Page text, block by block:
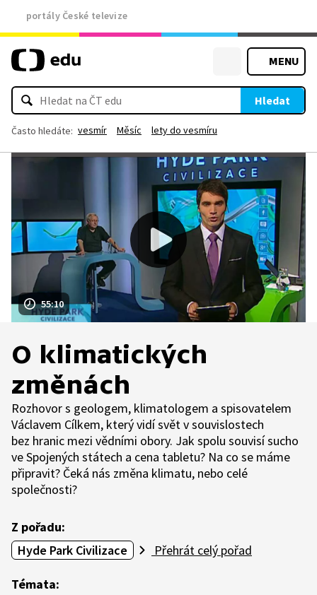
portály České televize
MENU
Hledat
Často hledáte: vesmír Měsíc lety do vesmíru
55:10
O klimatických
změnách
Rozhovor s geologem, klimatologem a spisovatelem
Václavem Cílkem, který vidí svět v souvislostech
bez hranic mezi vědními obory. Jak spolu souvisí sucho
ve Spojených státech a cena tabletu? Na co se máme
připravit? Čeká nás změna klimatu, nebo celé
společnosti?
Z pořadu:
Hyde Park Civilizace
Přehrát celý pořad
Témata: